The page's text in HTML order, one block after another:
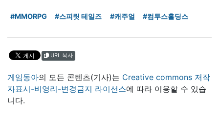
#MMORPG #스피릿 테일즈 #캐주얼 #컴투스홀딩스
URL 복사
게임동아의 모든 콘텐츠(기사)는 Creative commons 저작
자표시-비영리-변경금지 라이선스에 따라 이용할 수 있습
니다.